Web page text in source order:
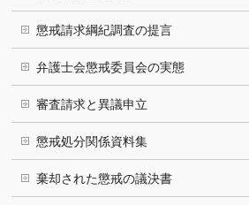
懲戒請求綱紀調査の提言
弁護士会懲戒委員会の実態
審査請求と異議申立
懲戒処分関係資料集
棄却された懲戒の議決書